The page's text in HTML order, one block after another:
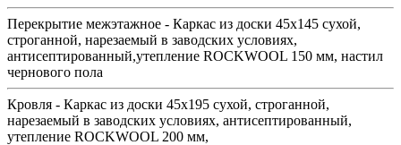
Перекрытие межэтажное - Каркас из доски 45х145 сухой,
строганной, нарезаемый в заводских условиях,
антисептированный,утепление ROCKWOOL 150 мм, настил
чернового пола
Кровля - Каркас из доски 45х195 сухой, строганной,
нарезаемый в заводских условиях, антисептированный,
утепление ROCKWOOL 200 мм,